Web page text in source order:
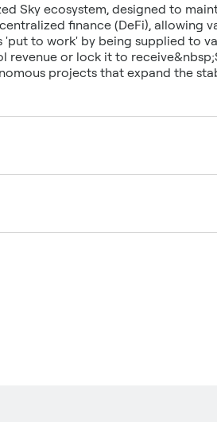
Sky ecosystem, designed to
finance (DeFi), allowing
to work' by being supplied to
or lock it to
projects that expand the